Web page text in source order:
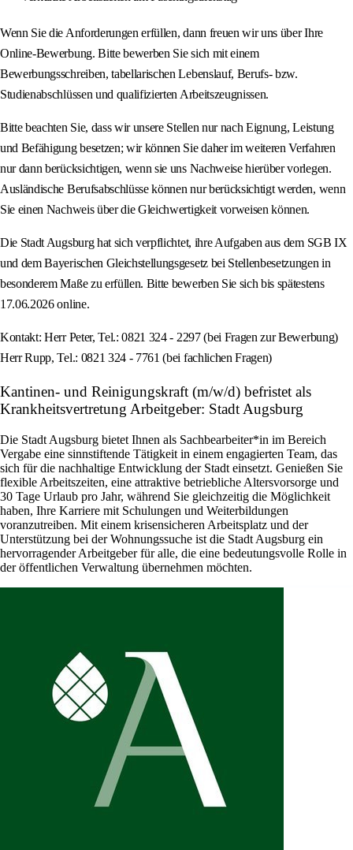
Wenn Sie die Anforderungen erfüllen, dann freuen wir uns über Ihre
Online-Bewerbung. Bitte bewerben Sie sich mit einem
Bewerbungsschreiben, tabellarischen Lebenslauf, Berufs- bzw.
Studienabschlüssen und qualifizierten Arbeitszeugnissen.
Bitte beachten Sie, dass wir unsere Stellen nur nach Eignung, Leistung
und Befähigung besetzen; wir können Sie daher im weiteren Verfahren
nur dann berücksichtigen, wenn sie uns Nachweise hierüber vorlegen.
Ausländische Berufsabschlüsse können nur berücksichtigt werden, wenn
Sie einen Nachweis über die Gleichwertigkeit vorweisen können.
Die Stadt Augsburg hat sich verpflichtet, ihre Aufgaben aus dem SGB IX
und dem Bayerischen Gleichstellungsgesetz bei Stellenbesetzungen in
besonderem Maße zu erfüllen. Bitte bewerben Sie sich bis spätestens
17.06.2026 online.
Kontakt: Herr Peter, Tel.: 0821 324 - 2297 (bei Fragen zur Bewerbung)
Herr Rupp, Tel.: 0821 324 - 7761 (bei fachlichen Fragen)
Kantinen- und Reinigungskraft (m/w/d) befristet als
Krankheitsvertretung Arbeitgeber: Stadt Augsburg
Die Stadt Augsburg bietet Ihnen als Sachbearbeiter*in im Bereich
Vergabe eine sinnstiftende Tätigkeit in einem engagierten Team, das
sich für die nachhaltige Entwicklung der Stadt einsetzt. Genießen Sie
flexible Arbeitszeiten, eine attraktive betriebliche Altersvorsorge und
30 Tage Urlaub pro Jahr, während Sie gleichzeitig die Möglichkeit
haben, Ihre Karriere mit Schulungen und Weiterbildungen
voranzutreiben. Mit einem krisensicheren Arbeitsplatz und der
Unterstützung bei der Wohnungssuche ist die Stadt Augsburg ein
hervorragender Arbeitgeber für alle, die eine bedeutungsvolle Rolle in
der öffentlichen Verwaltung übernehmen möchten.